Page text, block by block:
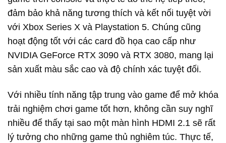
đảm bảo khả năng tương thích và kết nối tuyệt vời
với Xbox Series X và Playstation 5. Chúng cũng
hoạt động tốt với các card đồ họa cao cấp như
NVIDIA GeForce RTX 3090 và RTX 3080, mang lại
sản xuất màu sắc cao và độ chính xác tuyệt đối.
Với nhiều tính năng tập trung vào game để mở khóa
trải nghiệm chơi game tốt hơn, không cần suy nghĩ
nhiều để thấy tại sao một màn hình HDMI 2.1 sẽ rất
lý tưởng cho những game thủ nghiêm túc. Thực tế,